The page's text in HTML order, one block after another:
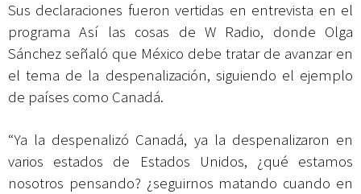
Sus declaraciones fueron vertidas en entrevista en el
programa Así las cosas de W Radio, donde Olga
Sánchez señaló que México debe tratar de avanzar en
el tema de la despenalización, siguiendo el ejemplo
de países como Canadá.
“Ya la despenalizó Canadá, ya la despenalizaron en
varios estados de Estados Unidos, ¿qué estamos
nosotros pensando? ¿seguirnos matando cuando en